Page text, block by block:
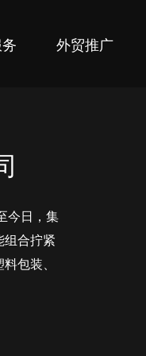
务 外贸推广
今日，集
组合拧紧
包装、